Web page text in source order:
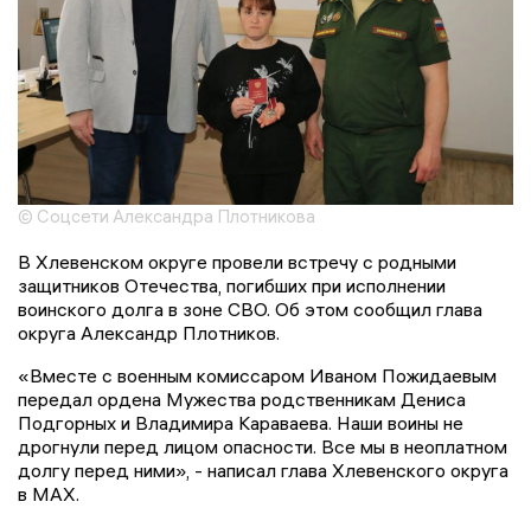
© Соцсети Александра Плотникова
В Хлевенском округе провели встречу с родными
защитников Отечества, погибших при исполнении
воинского долга в зоне СВО. Об этом сообщил глава
округа Александр Плотников.
«Вместе с военным комиссаром Иваном Пожидаевым
передал ордена Мужества родственникам Дениса
Подгорных и Владимира Караваева. Наши воины не
дрогнули перед лицом опасности. Все мы в неоплатном
долгу перед ними», - написал глава Хлевенского округа
в MAX.